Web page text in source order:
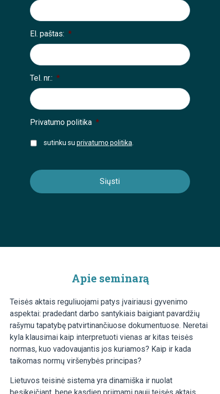
El. paštas: *
Tel. nr.: *
Privatumo politika *
sutinku su privatumo politika
Apie seminarą
Teisės aktais reguliuojami patys įvairiausi gyvenimo
aspektai: pradedant darbo santykiais baigiant pavardžių
rašymu tapatybę patvirtinančiuose dokumentuose. Neretai
kyla klausimai kaip interpretuoti vienas ar kitas teisės
normas, kuo vadovaujantis jos kuriamos? Kaip ir kada
taikomas normų viršenybės principas?
Lietuvos teisinė sistema yra dinamiška ir nuolat
besikeičiant, bene kasdien priimami nauji teisės aktais,